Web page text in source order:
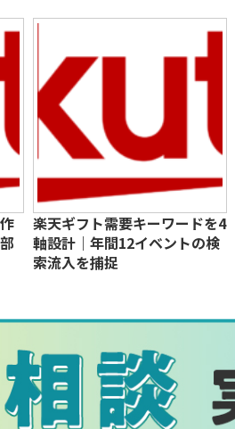
楽天ギフト需要キーワードを4
軸設計｜年間12イベントの検
索流入を捕捉